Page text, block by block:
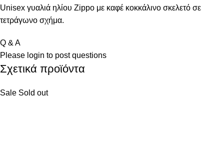
Unisex γυαλιά ηλίου Zippo με καφέ κοκκάλινο σκελετό σε
τετράγωνο σχήμα.
Q & A
Please login to post questions
Σχετικά προϊόντα
Sale Sold out